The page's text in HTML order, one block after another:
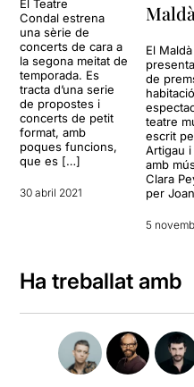
El Teatre
Condal estrena
una sèrie de
concerts de cara a
la segona meitat de
temporada. Es
tracta d’una serie
de propostes i
concerts de petit
format, amb
poques funcions,
que es […]
30 abril 2021
Maldà
El
de
teatre
escrit
Artigau
amb
Clara
per
5
Ha treballat amb